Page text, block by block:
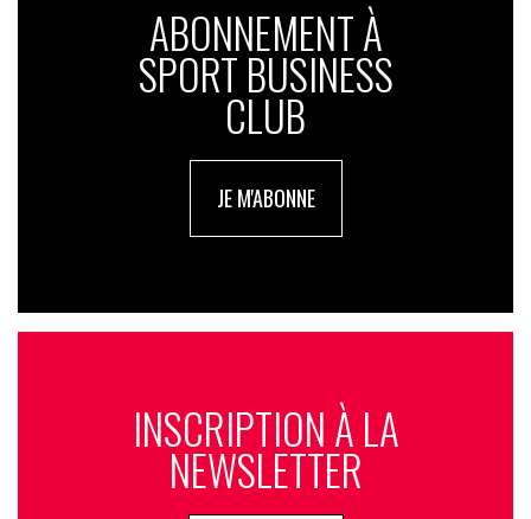
ABONNEMENT À
SPORT BUSINESS
CLUB
JE M'ABONNE
INSCRIPTION À LA
NEWSLETTER